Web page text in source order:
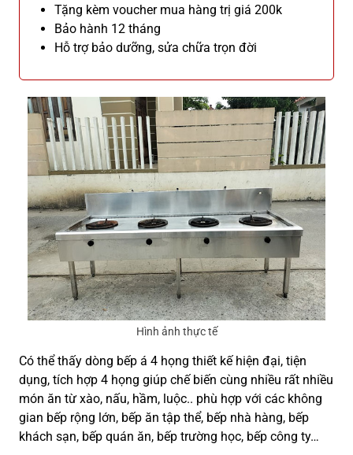
Tặng kèm voucher mua hàng trị giá 200k
Bảo hành 12 tháng
Hỗ trợ bảo dưỡng, sửa chữa trọn đời
Hình ảnh thực tế
Có thể thấy dòng bếp á 4 họng thiết kế hiện đại, tiện
dụng, tích hợp 4 họng giúp chế biến cùng nhiều rất nhiều
món ăn từ xào, nấu, hầm, luộc.. phù hợp với các không
gian bếp rộng lớn, bếp ăn tập thể, bếp nhà hàng, bếp
khách sạn, bếp quán ăn, bếp trường học, bếp công ty…